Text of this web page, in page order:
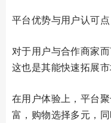
平台优势与用户认可点
对于用户与合作商家
这也是其能快速拓展市
在用户体验上，平台
富，购物选择多元，